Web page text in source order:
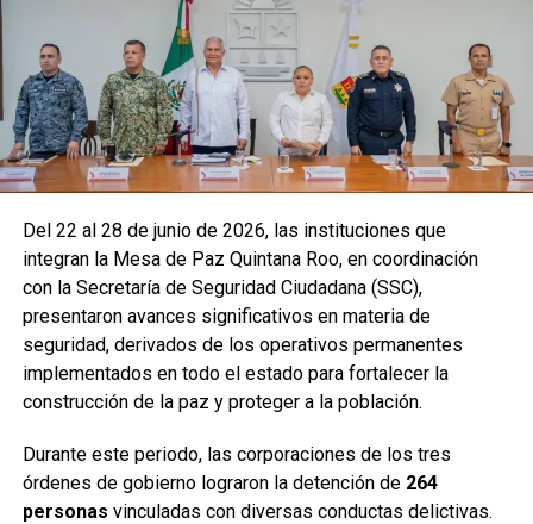
Del 22 al 28 de junio de 2026, las instituciones que
integran la Mesa de Paz Quintana Roo, en coordinación
con la Secretaría de Seguridad Ciudadana (SSC),
presentaron avances significativos en materia de
seguridad, derivados de los operativos permanentes
implementados en todo el estado para fortalecer la
construcción de la paz y proteger a la población.
Durante este periodo, las corporaciones de los tres
órdenes de gobierno lograron la detención de 264
personas vinculadas con diversas conductas delictivas.